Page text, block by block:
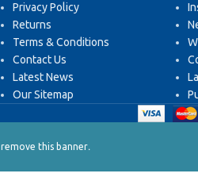
Privacy Policy
Returns
Terms & Conditions
Contact Us
Latest News
Our Sitemap
remove this banner.